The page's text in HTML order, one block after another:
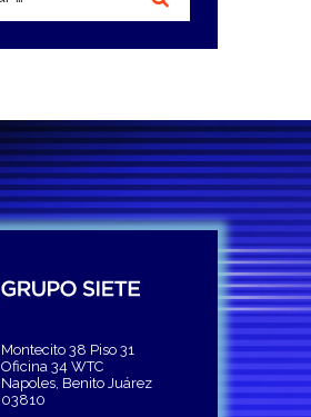
Montecito 38 Piso 31
Oficina 34 WTC
Napoles, Benito Juárez
03810